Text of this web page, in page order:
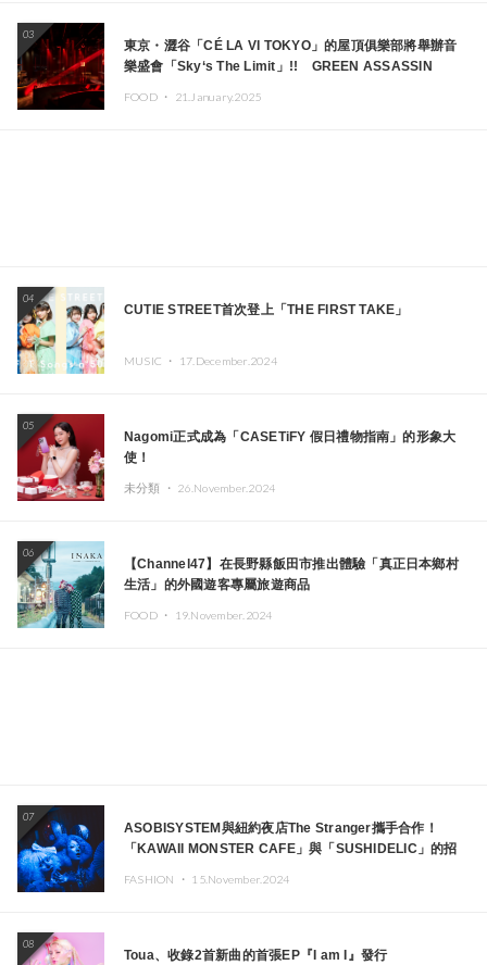
03
東京・澀谷「CÉ LA VI TOKYO」的屋頂俱樂部將舉辦音
樂盛會「Sky‘s The Limit」!! GREEN ASSASSIN
本頂尖DJ及創作者齊聚一堂
FOOD ・ 21.January.2025
04
CUTIE STREET首次登上「THE FIRST TAKE」
MUSIC ・ 17.December.2024
05
Nagomi正式成為「CASETiFY 假日禮物指南」的形象大
使！
未分類 ・ 26.November.2024
06
【Channel47】在長野縣飯田市推出體驗「真正日本鄉村
生活」的外國遊客專屬旅遊商品
FOOD ・ 19.November.2024
07
ASOBISYSTEM與紐約夜店The Stranger攜手合作！
「KAWAII MONSTER CAFE」與「SUSHIDELIC」的招
FASHION ・ 15.November.2024
08
Toua、收錄2首新曲的首張EP『I am I』發行